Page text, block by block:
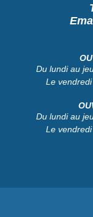
Du lundi au
Le
Du lundi au
Le